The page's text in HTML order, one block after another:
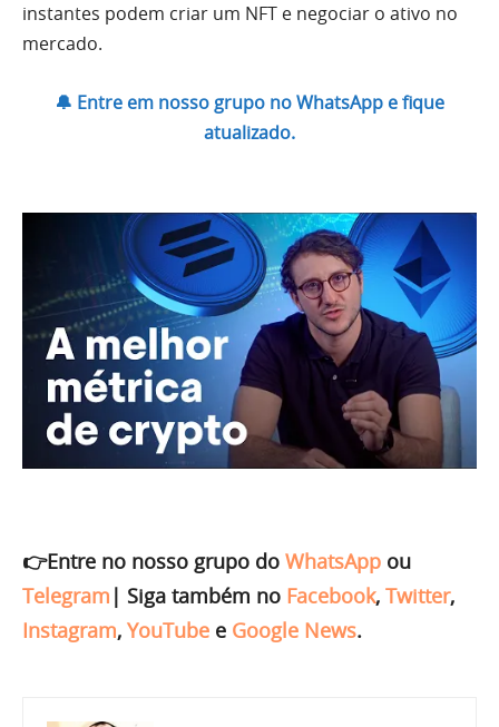
instantes podem criar um NFT e negociar o ativo no
mercado.
🔔 Entre em nosso grupo no WhatsApp e fique
atualizado.
👉Entre no nosso grupo do WhatsApp ou
Telegram | Siga também no Facebook, Twitter,
Instagram, YouTube e Google News.